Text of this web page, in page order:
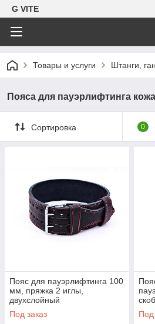
G VITE
Товары и услуги Штанги,
Пояса для пауэрлифтинга
Сортировка 0
Пояс для пауэрлифтинга 100
мм, пряжка 2 иглы,
двухслойный
Под заказ
Под